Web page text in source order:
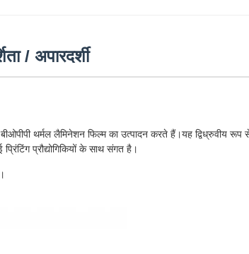
/ अपारदर्शी
थर्मल लैमिनेशन फिल्म का उत्पादन करते हैं।यह द्विध्रुवीय रूप
प्रौद्योगिकियों के साथ संगत है।